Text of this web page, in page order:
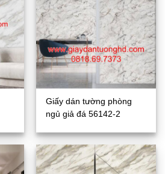
Giấy dán tường phòng
ngủ giả đá 56142-2